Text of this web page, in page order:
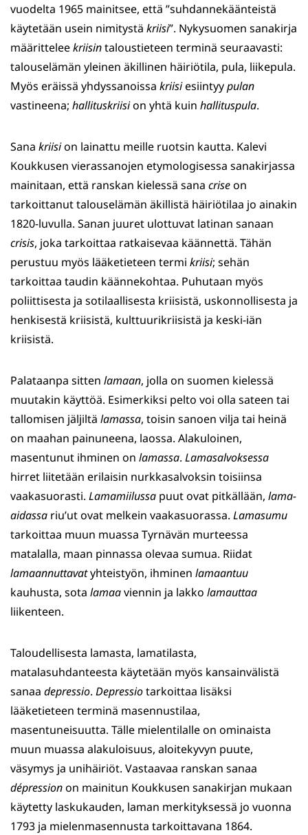
vuodelta 1965 mainitsee, että ”suhdannekäänteistä
käytetään usein nimitystä kriisi”. Nykysuomen sanakirja
määritteleekriisintaloustieteen terminä seuraavasti:
talouselämän yleinen äkillinen häiriötila, pula, liikepula.
Myös eräissä yhdyssanoissa kriisiesiintyypulan
vastineena; hallituskriision yhtä kuin hallituspula.
Sana kriision lainattu meille ruotsin kautta. Kalevi
Koukkusen vierassanojen etymologisessa sanakirjassa
mainitaan, että ranskan kielessä sana criseon
tarkoittanut talouselämän äkillistä häiriötilaa jo ainakin
1820-luvulla. Sanan juuret ulottuvat latinan sanaan
crisis, joka tarkoittaa ratkaisevaa käännettä. Tähän
perustuu myös lääketieteen termi kriisi; sehän
tarkoittaa taudin käännekohtaa. Puhutaan myös
poliittisesta ja sotilaallisesta kriisistä, uskonnollisesta ja
henkisestä kriisistä, kulttuurikriisistä ja keski-iän
kriisistä.
Palataanpa sitten lamaan, jolla on suomen kielessä
muutakin käyttöä. Esimerkiksi pelto voi olla sateen tai
tallomisen jäljiltä lamassa, toisin sanoen vilja tai heinä
on maahan painuneena, laossa. Alakuloinen,
masentunut ihminen on lamassa. Lamasalvoksessa
hirret liitetään erilaisin nurkkasalvoksin toisiinsa
vaakasuorasti. Lamamiilussa puut ovat pitkällään, lama-
aidassa riu’ut ovat melkein vaakasuorassa. Lamasumu
tarkoittaa muun muassa Tyrnävän murteessa
matalalla, maan pinnassa olevaa sumua. Riidat
lamaannuttavatyhteistyön, ihminen lamaantuu
kauhusta, sota lamaaviennin ja lakko lamauttaa
liikenteen.
Taloudellisesta lamasta, lamatilasta,
matalasuhdanteesta käytetään myös kansainvälistä
sanaa depressio. Depressiotarkoittaa lisäksi
lääketieteen terminä masennustilaa,
masentuneisuutta. Tälle mielentilalle on ominaista
muun muassa alakuloisuus, aloitekyvyn puute,
väsymys ja unihäiriöt. Vastaavaa ranskan sanaa
dépressionon mainitun Koukkusen sanakirjan mukaan
käytetty laskukauden, laman merkityksessä jo vuonna
1793 ja mielenmasennusta tarkoittavana 1864.